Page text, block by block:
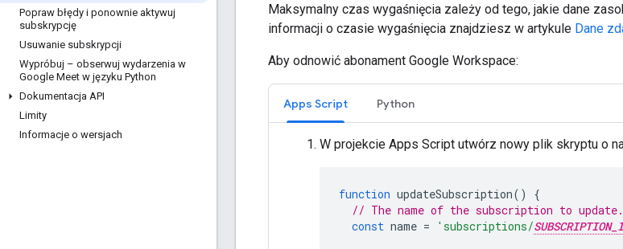
Popraw błędy i ponownie aktywuj
subskrypcję
Usuwanie subskrypcji
Wypróbuj – obserwuj wydarzenia w
Google Meet w języku Python
Dokumentacja API
Limity
Informacje o wersjach
Maksymalny czas wygaśnięcia zależy od tego, jakie dane
informacji o czasie wygaśnięcia znajdziesz w artykule Dane
Aby odnowić abonament Google Workspace:
Apps Script Python
W projekcie Apps Script utwórz nowy plik skryptu o
function updateSubscription()
{
// The name of the subscription to update.
const name = 'subscriptions/